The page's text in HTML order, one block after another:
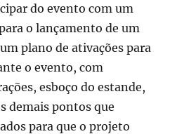
do evento com um
o lançamento de um
plano de ativações para
o evento, com
esboço do estande,
demais pontos que
para que o projeto